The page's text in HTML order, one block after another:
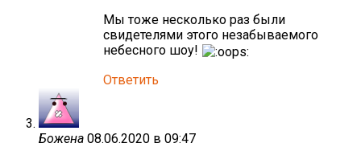
Мы тоже несколько раз были
свидетелями этого незабываемого
небесного шоу!
Ответить
Божена 08.06.2020 в 09:47